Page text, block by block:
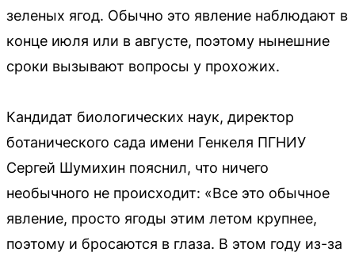
зеленых ягод. Обычно это явление наблюдают в
конце июля или в августе, поэтому нынешние
сроки вызывают вопросы у прохожих.
Кандидат биологических наук, директор
ботанического сада имени Генкеля ПГНИУ
Сергей Шумихин пояснил, что ничего
необычного не происходит: «Все это обычное
явление, просто ягоды этим летом крупнее,
поэтому и бросаются в глаза. В этом году из-за